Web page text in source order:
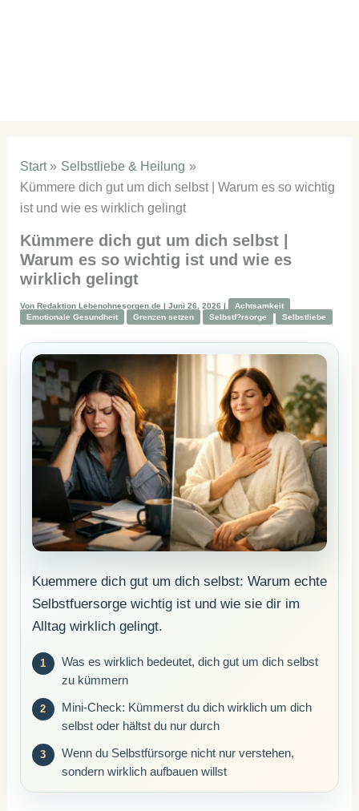
Start
Selbstliebe & Heilung
Kümmere dich gut um dich selbst | Warum es so wichtig
ist und wie es wirklich gelingt
Kümmere dich gut um dich selbst |
Warum es so wichtig ist und wie es
wirklich gelingt
Von Redaktion Lebenohnesorgen.de | Juni 26, 2026 |
Achtsamkeit
Emotionale Gesundheit
Grenzen setzen Selbstf?rsorge Selbstliebe
Kuemmere dich gut um dich selbst: Warum echte
Selbstfuersorge wichtig ist und wie sie dir im
Alltag wirklich gelingt.
Was es wirklich bedeutet, dich gut um dich selbst
zu kümmern
Mini-Check: Kümmerst du dich wirklich um dich
selbst oder hältst du nur durch
Wenn du Selbstfürsorge nicht nur verstehen,
sondern wirklich aufbauen willst